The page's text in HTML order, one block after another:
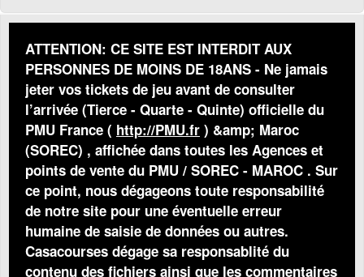
ATTENTION: CE SITE EST INTERDIT AUX
PERSONNES DE MOINS DE 18ANS - Ne jamais
jeter vos tickets de jeu avant de consulter
l’arrivée (Tierce - Quarte - Quinte) officielle du
PMU France ( http://PMU.fr ) &amp; Maroc
(SOREC) , affichée dans toutes les Agences et
points de vente du PMU / SOREC - MAROC . Sur
ce point, nous dégageons toute responsabilité
de notre site pour une éventuelle erreur
humaine de saisie de données ou autres.
Casacourses dégage sa responsablité du
contenu des fichiers ainsi que les commentaires